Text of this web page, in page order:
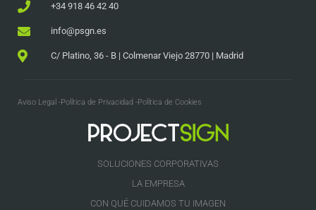
+34 918 46 42 40
info@psgn.es
C/ Platino, 36 - B | Colmenar Viejo 28770 | Madrid
Aviso Legal -Política de Privacidad -Política de Cookies
SOLUCIONES CORPORATIVAS
LA EMPRESA
CON QUÉ CUIDAMOS TU IMAGEN